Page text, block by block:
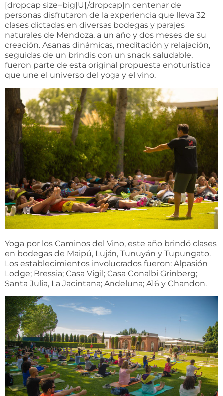
[dropcap size=big]U[/dropcap]n centenar de
personas disfrutaron de la experiencia que lleva 32
clases dictadas en diversas bodegas y parajes
naturales de Mendoza, a un año y dos meses de su
creación. Asanas dinámicas, meditación y relajación,
seguidas de un brindis con un snack saludable,
fueron parte de esta original propuesta enoturística
que une el universo del yoga y el vino.
Yoga por los Caminos del Vino, este año brindó clases
en bodegas de Maipú, Luján, Tunuyán y Tupungato.
Los establecimientos involucrados fueron: Alpasión
Lodge; Bressia; Casa Vigil; Casa Conalbi Grinberg;
Santa Julia, La Jacintana; Andeluna; A16 y Chandon.